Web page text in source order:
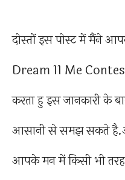
दोस्तों इस पोस्ट में मैंने
Dream 11 Me
करता हु इस जानकारी के
आसानी से समझ सकते
आपके मन में किसी भी